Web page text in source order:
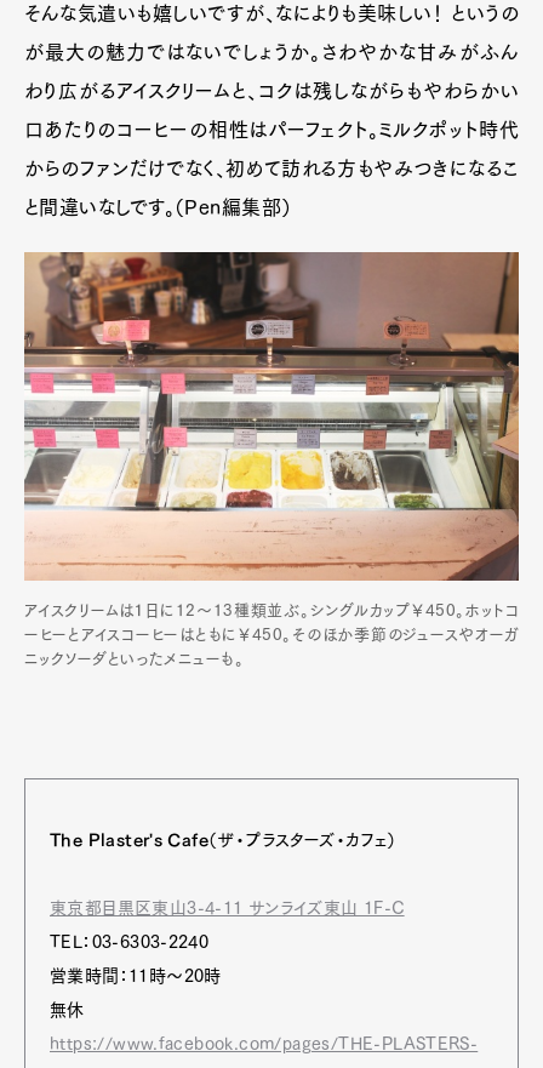
そんな気遣いも嬉しいですが、なによりも美味しい！ というの
が最大の魅力ではないでしょうか。さわやかな甘みがふん
わり広がるアイスクリームと、コクは残しながらもやわらかい
口あたりのコーヒーの相性はパーフェクト。ミルクポット時代
からのファンだけでなく、初めて訪れる方もやみつきになるこ
と間違いなしです。（Pen編集部）
アイスクリームは１日に12～13種類並ぶ。シングルカップ￥450。ホットコ
ーヒーとアイスコーヒーはともに￥450。そのほか季節のジュースやオーガ
ニックソーダといったメニューも。
The Plaster's Cafe（ザ・プラスターズ・カフェ）
東京都目黒区東山3-4-11 サンライズ東山 1F-C
TEL：03-6303-2240
営業時間：11時～20時
無休
https://www.facebook.com/pages/THE-PLASTERS-